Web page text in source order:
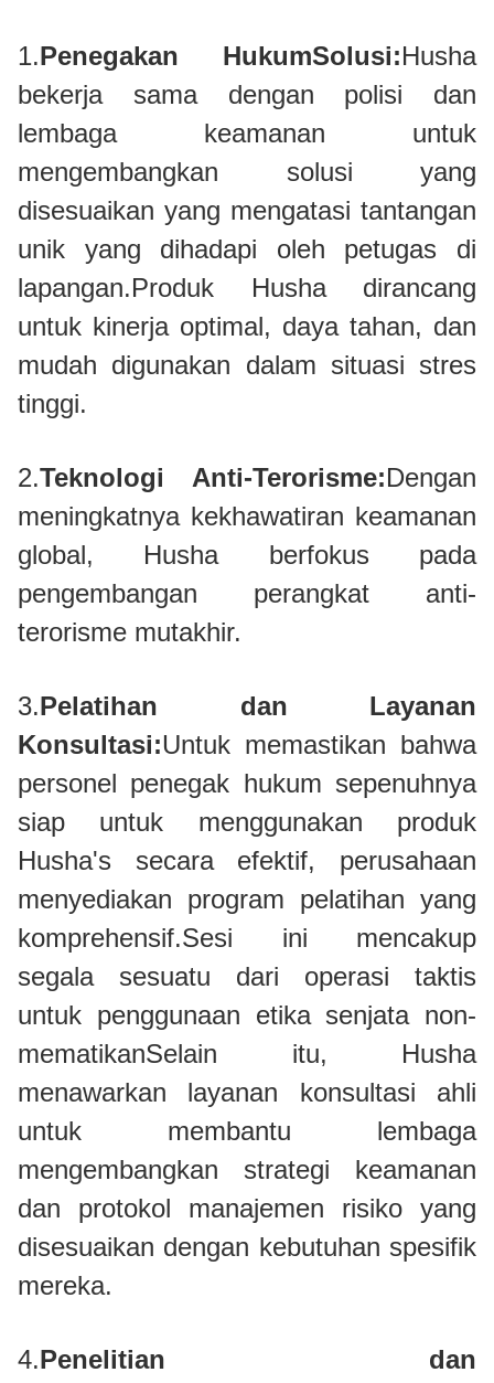
1.Penegakan HukumSolusi:Husha
bekerja sama dengan polisi dan
lembaga keamanan untuk
mengembangkan solusi yang
disesuaikan yang mengatasi tantangan
unik yang dihadapi oleh petugas di
lapangan.Produk Husha dirancang
untuk kinerja optimal, daya tahan, dan
mudah digunakan dalam situasi stres
tinggi.
2.Teknologi Anti-Terorisme:Dengan
meningkatnya kekhawatiran keamanan
global, Husha berfokus pada
pengembangan perangkat anti-
terorisme mutakhir.
3.Pelatihan dan Layanan
Konsultasi:Untuk memastikan bahwa
personel penegak hukum sepenuhnya
siap untuk menggunakan produk
Husha's secara efektif, perusahaan
menyediakan program pelatihan yang
komprehensif.Sesi ini mencakup
segala sesuatu dari operasi taktis
untuk penggunaan etika senjata non-
mematikanSelain itu, Husha
menawarkan layanan konsultasi ahli
untuk membantu lembaga
mengembangkan strategi keamanan
dan protokol manajemen risiko yang
disesuaikan dengan kebutuhan spesifik
mereka.
4.Penelitian dan